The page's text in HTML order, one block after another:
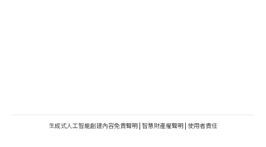
生成式人工智能創建內容免責聲明 | 智慧財產權聲明 | 使用者責任